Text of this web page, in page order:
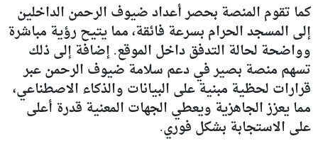
كما تقوم المنصة بحصر أعداد ضيوف الرحمن الداخلين
إلى المسجد الحرام بسرعة فائقة، مما يتيح رؤية مباشرة
وواضحة لحالة التدفق داخل الموقع. إضافة إلى ذلك
تسهم منصة بصير في دعم سلامة ضيوف الرحمن عبر
قرارات لحظية مبنية على البيانات والذكاء الاصطناعي،
مما يعزز الجاهزية ويعطي الجهات المعنية قدرة أعلى
على الاستجابة بشكل فوري.